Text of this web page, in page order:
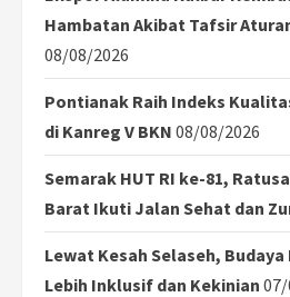
Hambatan Akibat Tafsir
08/08/2026
Pontianak Raih Indeks
di Kanreg V BKN 08/08/2026
Semarak HUT RI ke-81,
Barat Ikuti Jalan Sehat dan
Lewat Kesah Selaseh,
Lebih Inklusif dan Kekinian